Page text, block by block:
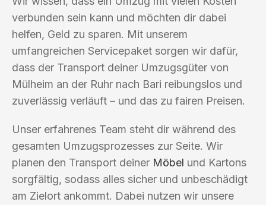
verbunden sein kann und möchten dir dabei
helfen, Geld zu sparen. Mit unserem
umfangreichen Servicepaket sorgen wir dafür,
dass der Transport deiner Umzugsgüter von
Mülheim an der Ruhr nach Bari reibungslos und
zuverlässig verläuft – und das zu fairen Preisen.
Unser erfahrenes Team steht dir während des
gesamten Umzugsprozesses zur Seite. Wir
planen den Transport deiner Möbel und Kartons
sorgfältig, sodass alles sicher und unbeschädigt
am Zielort ankommt. Dabei nutzen wir unsere